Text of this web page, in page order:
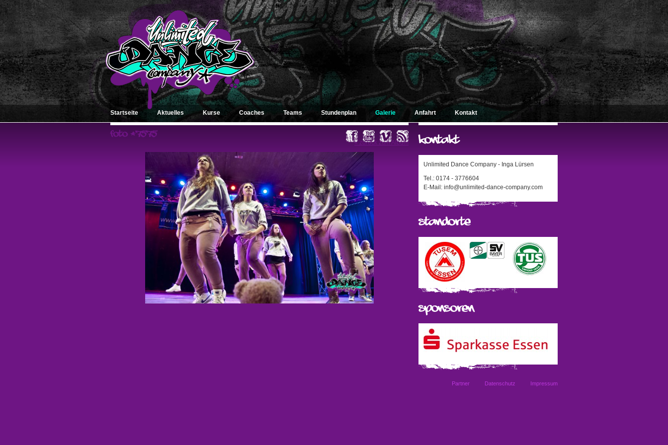
Startseite Aktuelles Kurse Coaches Teams Stundenplan Galerie Anfahrt Kontakt
« zurück zum Album
Unlimited Dance Company - Inga Lürsen
Tel.: 0174 - 3776604
E-Mail: info@unlimited-dance-company.com
Partner Datenschutz Impressum